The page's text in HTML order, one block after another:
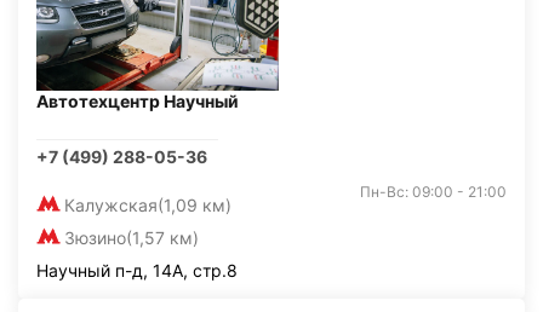
Автотехцентр Научный
+7 (499) 288-05-36
Калужская(1,09 км)
Зюзино(1,57 км)
Пн-Вс: 09:00 - 21:00
Научный п-д, 14А, стр.8